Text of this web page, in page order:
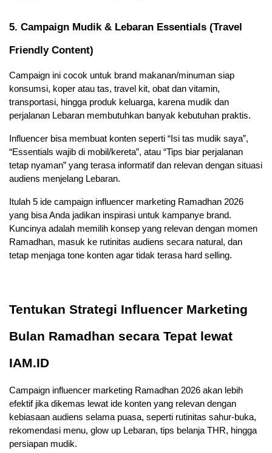
5. Campaign Mudik & Lebaran Essentials (Travel
Friendly Content)
Campaign ini cocok untuk brand makanan/minuman siap
konsumsi, koper atau tas, travel kit, obat dan vitamin,
transportasi, hingga produk keluarga, karena mudik dan
perjalanan Lebaran membutuhkan banyak kebutuhan praktis.
Influencer bisa membuat konten seperti “Isi tas mudik saya”,
“Essentials wajib di mobil/kereta”, atau “Tips biar perjalanan
tetap nyaman” yang terasa informatif dan relevan dengan situasi
audiens menjelang Lebaran.
Itulah 5 ide campaign influencer marketing Ramadhan 2026
yang bisa Anda jadikan inspirasi untuk kampanye brand.
Kuncinya adalah memilih konsep yang relevan dengan momen
Ramadhan, masuk ke rutinitas audiens secara natural, dan
tetap menjaga tone konten agar tidak terasa hard selling.
Tentukan Strategi Influencer Marketing
Bulan Ramadhan secara Tepat lewat
IAM.ID
Campaign influencer marketing Ramadhan 2026 akan lebih
efektif jika dikemas lewat ide konten yang relevan dengan
kebiasaan audiens selama puasa, seperti rutinitas sahur-buka,
rekomendasi menu, glow up Lebaran, tips belanja THR, hingga
persiapan mudik.